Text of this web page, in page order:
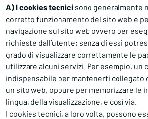
A) I cookies tecnici sono generalmente
corretto funzionamento del sito web e
navigazione sul sito web ovvero per
richieste dall’utente; senza di essi
grado di visualizzare correttamente le
utilizzare alcuni servizi. Per esempio, un
indispensabile per mantenerti collegato
un sito web, oppure per memorizzare le
lingua, della visualizzazione, e così via.
I cookies tecnici, a loro volta, possono